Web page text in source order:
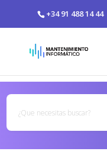
+34 91 488 14 44